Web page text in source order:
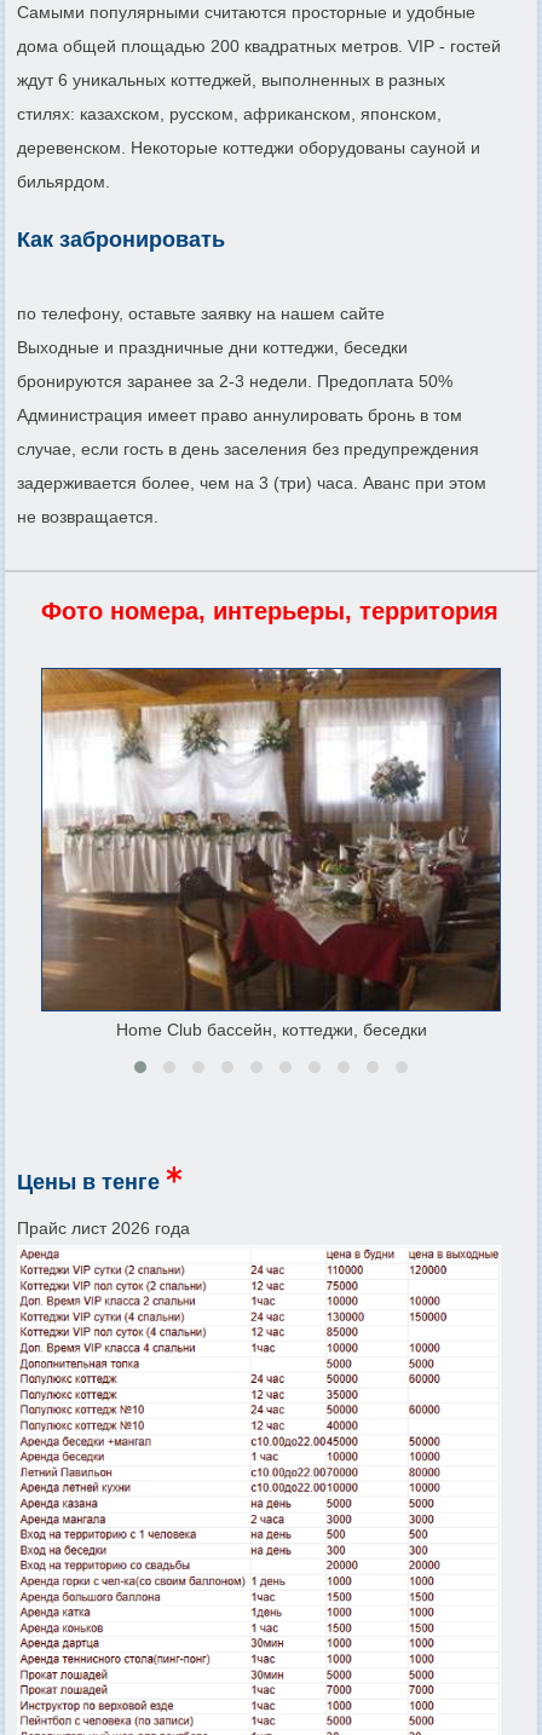
Самыми популярными считаются просторные и удобные
дома общей площадью 200 квадратных метров. VIP - гостей
ждут 6 уникальных коттеджей, выполненных в разных
стилях: казахском, русском, африканском, японском,
деревенском. Некоторые коттеджи оборудованы сауной и
бильярдом.
Как забронировать
по телефону, оставьте заявку на нашем сайте
Выходные и праздничные дни коттеджи, беседки
бронируются заранее за 2-3 недели. Предоплата 50%
Администрация имеет право аннулировать бронь в том
случае, если гость в день заселения без предупреждения
задерживается более, чем на 3 (три) часа. Аванс при этом
не возвращается.
Фото номера, интерьеры, территория
Home Club бассейн, коттеджи, беседки
Цены в тенге
Прайс лист 2026 года